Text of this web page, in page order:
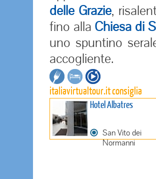
delle Grazie,
fino alla Chiesa di
uno spuntino
accogliente.
italiavirtualtour.it consiglia
Hotel Albatres
San Vito dei
Normanni